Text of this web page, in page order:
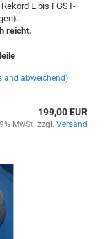
E bis FGST-
reicht.
abweichend)
199,00 EUR
MwSt. zzgl. Versand